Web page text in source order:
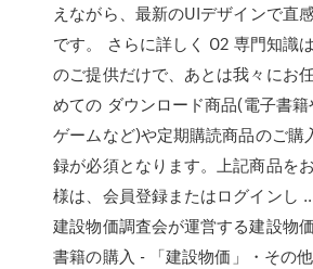
えながら、最新のUIデザインで直
です。 さらに詳しく 02 専門知識
のご提供だけで、あとは我々にお
めての ダウンロード商品(電子書
ゲームなど)や定期購読商品のご購
録が必須となります。上記商品を
様は、会員登録またはログインし
建設物価調査会が運営する建設物
書籍の購入 - 「建設物価」・その